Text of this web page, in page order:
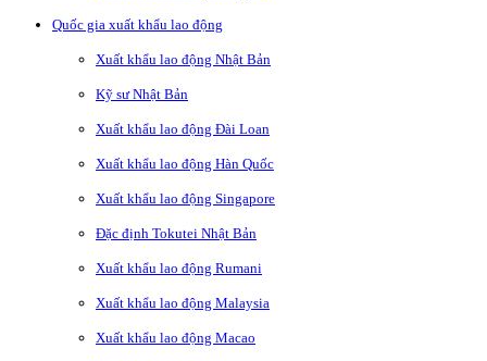
Quốc gia xuất khẩu lao động
Xuất khẩu lao động Nhật Bản
Kỹ sư Nhật Bản
Xuất khẩu lao động Đài Loan
Xuất khẩu lao động Hàn Quốc
Xuất khẩu lao động Singapore
Đặc định Tokutei Nhật Bản
Xuất khẩu lao động Rumani
Xuất khẩu lao động Malaysia
Xuất khẩu lao động Macao